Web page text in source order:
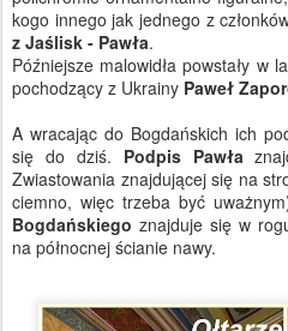
kogo innego jak jednego z
z Jaślisk - Pawła.
Późniejsze malowidła powstały w
pochodzący z Ukrainy Paweł
A wracając do Bogdańskich ich
się do dziś. Podpis Pawła
Zwiastowania znajdującej się na
ciemno, więc trzeba być
Bogdańskiego znajduje się w
na północnej ścianie nawy.